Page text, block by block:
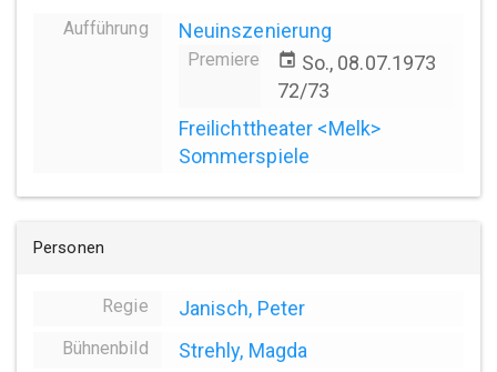
Aufführung Neuinszenierung
Premiere event So., 08.07.1973
72/73
Freilichttheater <Melk>
Sommerspiele
Personen
Regie Janisch, Peter
Bühnenbild Strehly, Magda